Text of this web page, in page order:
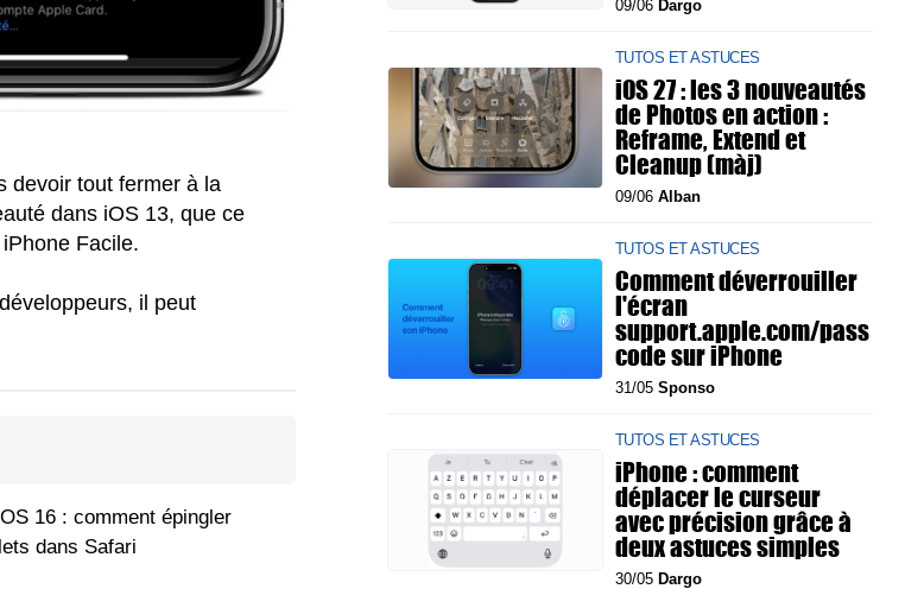
devoir tout fermer à la
dans iOS 13, que ce
Facile.
il peut
16 : comment épingler
dans Safari
09/06 Dargo
TUTOS ET ASTUCES
iOS 27 : les 3 nouveautés
de Photos en action :
Reframe, Extend et
Cleanup (màj)
09/06 Alban
TUTOS ET ASTUCES
Comment déverrouiller
l'écran
support.apple.com/pass
code sur iPhone
31/05 Sponso
TUTOS ET ASTUCES
iPhone : comment
déplacer le curseur
avec précision grâce à
deux astuces simples
30/05 Dargo